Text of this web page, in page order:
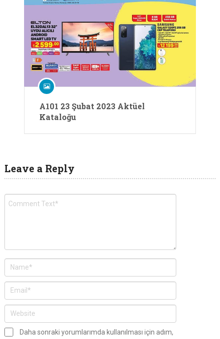
A101 23 Şubat 2023 Aktüel
Kataloğu
Leave a Reply
Daha sonraki yorumlarımda kullanılması için adım,